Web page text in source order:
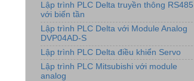
Lập trình PLC Delta truyền thông RS485
với biến tần
Lập trình PLC Delta với Module Analog
DVP04AD-S
Lập trình PLC Delta điều khiển Servo
Lập trình PLC Mitsubishi với module
analog